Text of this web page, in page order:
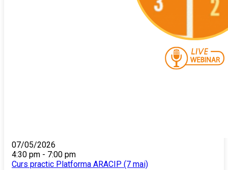
07/05/2026
4:30 pm - 7:00 pm
Curs practic Platforma ARACIP (7 mai)